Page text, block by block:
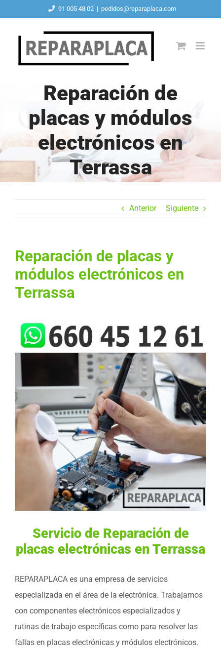
contenido
91 005 48 02 | pedidos@reparaplaca.com
Reparación de
placas y módulos
electrónicos en
Terrassa
Anterior Siguiente
Reparación de placas y
módulos electrónicos en
Terrassa
Ver
imagen
más
grande
Servicio de Reparación de
placas electrónicas en Terrassa
REPARAPLACA es una empresa de servicios
especializada en el área de la electrónica. Trabajamos
con componentes electrónicos especializados y
rutinas de trabajo específicas como para resolver las
fallas en placas electrónicas y módulos electrónicos.